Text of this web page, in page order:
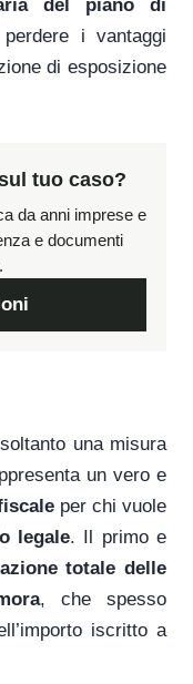
del piano di
i vantaggi
di esposizione
tuo caso?
da anni imprese e
e documenti
una misura
un vero e
per chi vuole
legale. Il primo e
totale delle
, che spesso
iscritto a